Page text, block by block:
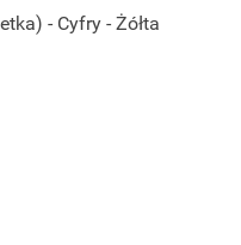
- Cyfry - Żółta